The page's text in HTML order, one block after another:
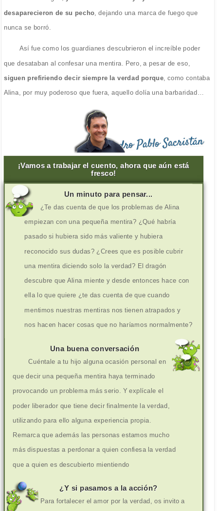
desaparecieron de su pecho , dejando una marca de fuego que
nunca se borró.
Así fue como los guardianes descubrieron el increíble poder
que desataban al confesar una mentira. Pero, a pesar de eso,
siguen prefiriendo decir siempre la verdad porque , como contaba
Alina, por muy poderoso que fuera, aquello dolía una barbaridad…
Pedro Pablo Sacristán
¡Vamos a trabajar el cuento, ahora que aún está
fresco!
Un minuto para pensar...
¿Te das cuenta de que los problemas de Alina
empiezan con una pequeña mentira? ¿Qué habría
pasado si hubiera sido más valiente y hubiera
reconocido sus dudas? ¿Crees que es posible cubrir
una mentira diciendo solo la verdad? El dragón
descubre que Alina miente y desde entonces hace con
ella lo que quiere ¿te das cuenta de que cuando
mentimos nuestras mentiras nos tienen atrapados y
nos hacen hacer cosas que no haríamos normalmente?
Una buena conversación
Cuéntale a tu hijo alguna ocasión personal en
que decir una pequeña mentira haya terminado
provocando un problema más serio. Y explícale el
poder liberador que tiene decir finalmente la verdad,
utilizando para ello alguna experiencia propia.
Remarca que además las personas estamos mucho
más dispuestas a perdonar a quien confiesa la verdad
que a quien es descubierto mientiendo
¿Y si pasamos a la acción?
Para fortalecer el amor por la verdad, os invito a